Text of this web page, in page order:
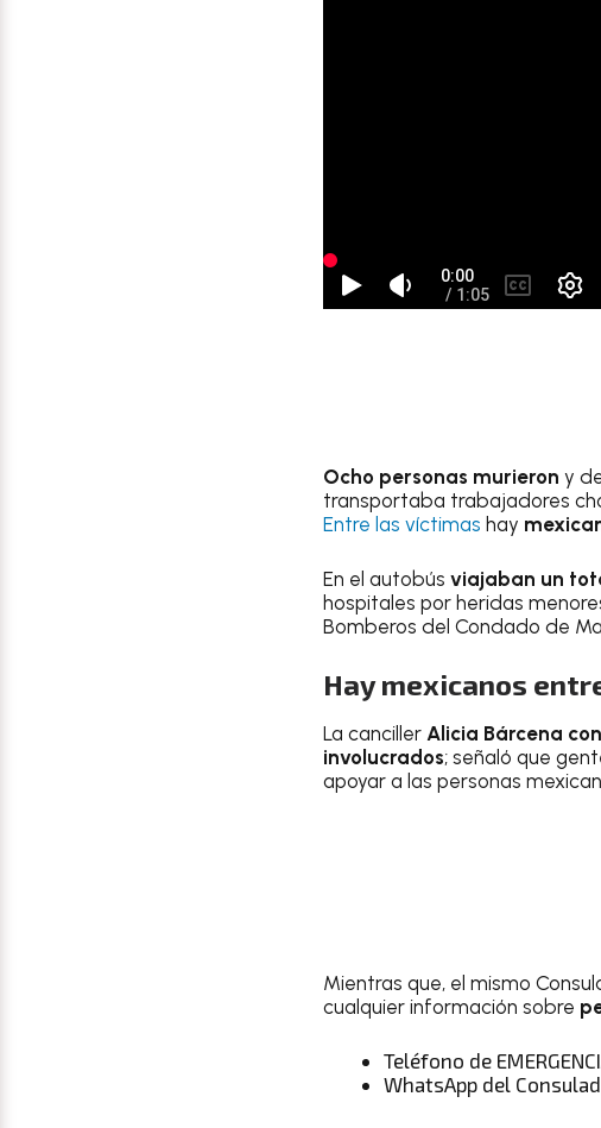
Ocho personas murieron y
transportaba trabajadores
Entre las víctimas hay
En el autobús viajaban un
hospitales por heridas
Bomberos del Condado de
Hay mexicanos
La canciller Alicia Bárcena
involucrados; señaló que
apoyar a las personas
Mientras que, el mismo
cualquier información sobre
Teléfono de
WhatsApp del